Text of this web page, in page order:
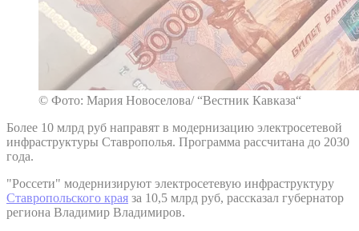
© Фото: Мария Новоселова/ “Вестник Кавказа“
Более 10 млрд руб направят в модернизацию электросетевой
инфраструктуры Ставрополья. Программа рассчитана до 2030
года.
"Россети" модернизируют электросетевую инфраструктуру
Ставропольского края за 10,5 млрд руб, рассказал губернатор
региона Владимир Владимиров.